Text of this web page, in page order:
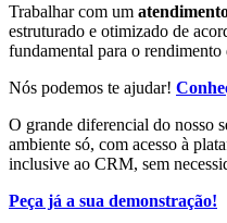
Trabalhar com um
estruturado e otimizado de
fundamental para o rendimento
Nós podemos te ajudar!
O grande diferencial do nosso
ambiente só, com acesso à
inclusive ao CRM, sem
Peça já a sua demonstração!